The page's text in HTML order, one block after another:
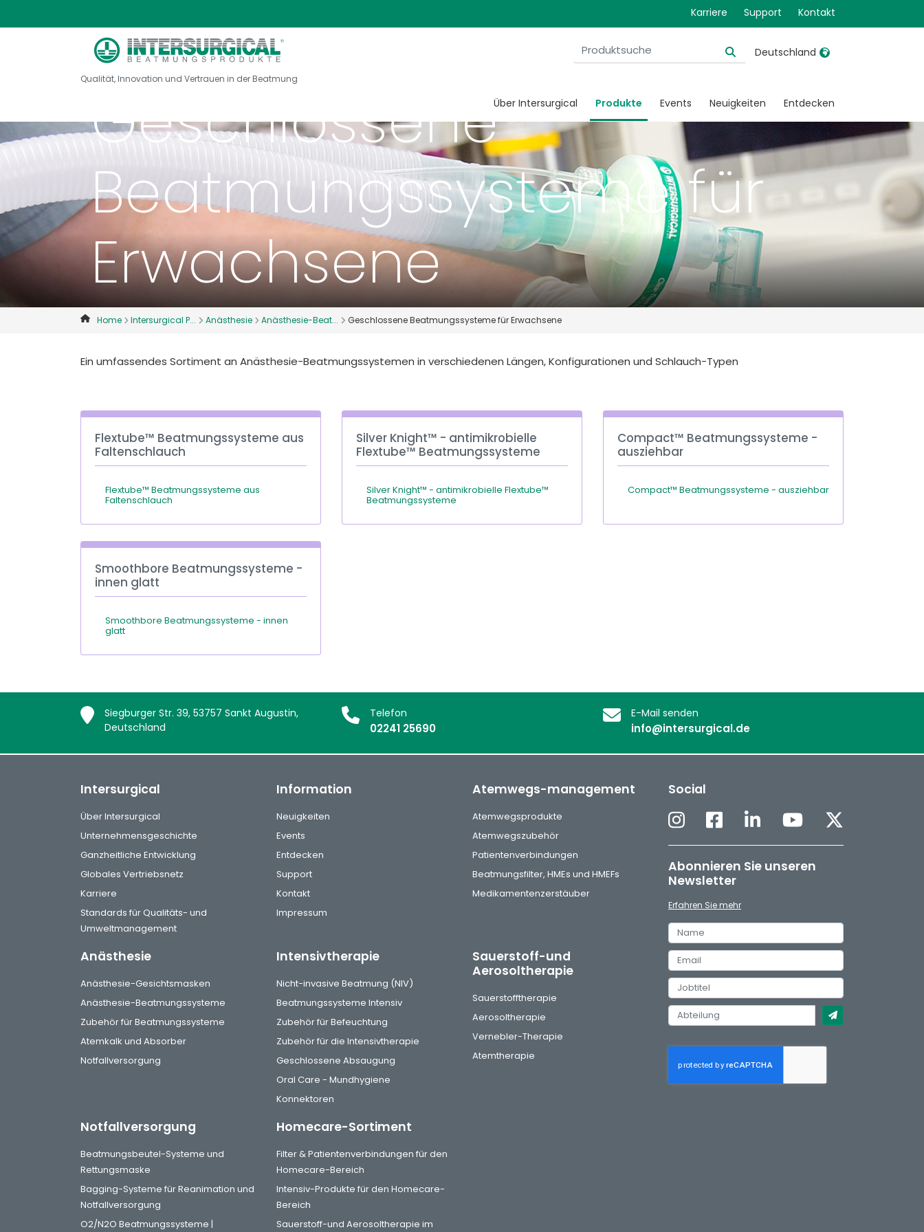
Karriere Support Kontakt
Qualität, Innovation und Vertrauen in der Beatmung
Deutschland
United States
Australia
België, Nederlands
Belgique, Français
Canada, English
Canada, Français
China
Colombia
Denmark
Italia
Japan
Nederlands
Russia
Über Intersurgical Produkte Events Neuigkeiten Entdecken
Geschlossene
Beatmungssysteme für
Erwachsene
Home Intersurgical P... Anästhesie Anästhesie-Beat... Geschlossene Beatmungssysteme für Erwachsene
Ein umfassendes Sortiment an Anästhesie-Beatmungssystemen in verschiedenen Längen, Konfigurationen und Schlauch-Typen
Flextube™ Beatmungssysteme aus
Faltenschlauch
Flextube™ Beatmungssysteme aus
Faltenschlauch
Silver Knight™ - antimikrobielle
Flextube™ Beatmungssysteme
Silver Knight™ - antimikrobielle Flextube™
Beatmungssysteme
Compact™ Beatmungssysteme -
ausziehbar
Compact™ Beatmungssysteme - ausziehbar
Smoothbore Beatmungssysteme -
innen glatt
Smoothbore Beatmungssysteme - innen
glatt
Siegburger Str. 39, 53757 Sankt Augustin,
Deutschland
Telefon
02241 25690
E-Mail senden
info@intersurgical.de
Intersurgical
Über Intersurgical
Unternehmensgeschichte
Ganzheitliche Entwicklung
Globales Vertriebsnetz
Karriere
Standards für Qualitäts- und
Umweltmanagement
Information
Neuigkeiten
Events
Entdecken
Support
Kontakt
Impressum
Atemwegs-management
Atemwegsprodukte
Atemwegszubehör
Patientenverbindungen
Beatmungsfilter, HMEs und HMEFs
Medikamentenzerstäuber
Anästhesie
Anästhesie-Gesichtsmasken
Anästhesie-Beatmungssysteme
Zubehör für Beatmungssysteme
Atemkalk und Absorber
Notfallversorgung
Intensivtherapie
Nicht-invasive Beatmung (NIV)
Beatmungssysteme Intensiv
Zubehör für Befeuchtung
Zubehör für die Intensivtherapie
Geschlossene Absaugung
Oral Care - Mundhygiene
Konnektoren
Sauerstoff-und
Aerosoltherapie
Sauerstofftherapie
Aerosoltherapie
Vernebler-Therapie
Atemtherapie
Notfallversorgung
Beatmungsbeutel-Systeme und
Rettungsmaske
Bagging-Systeme für Reanimation und
Notfallversorgung
O2/N2O Beatmungssysteme |
Homecare-Sortiment
Filter & Patientenverbindungen für den
Homecare-Bereich
Intensiv-Produkte für den Homecare-
Bereich
Sauerstoff-und Aerosoltherapie im
Social
Abonnieren Sie unseren
Newsletter
Erfahren Sie mehr